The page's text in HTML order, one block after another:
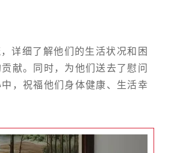
详细了解他们的生活状况和困
献。同时，为他们送去了慰问
，祝福他们身体健康、生活幸